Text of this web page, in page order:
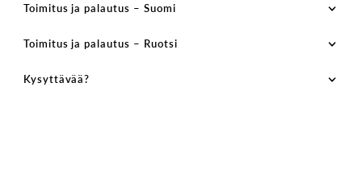
Toimitus ja palautus – Suomi
Toimitus ja palautus – Ruotsi
Kysyttävää?